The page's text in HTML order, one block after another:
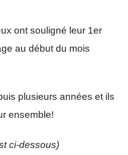
ont souligné leur 1er
au début du mois
plusieurs années et ils
ensemble!
ci-dessous)